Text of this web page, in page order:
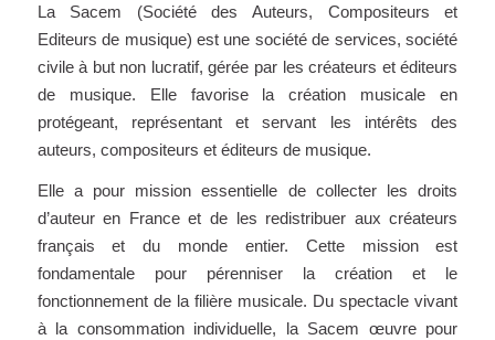
La Sacem (Société des Auteurs, Compositeurs et
Editeurs de musique) est une société de services, société
civile à but non lucratif, gérée par les créateurs et éditeurs
de musique. Elle favorise la création musicale en
protégeant, représentant et servant les intérêts des
auteurs, compositeurs et éditeurs de musique.
Elle a pour mission essentielle de collecter les droits
d’auteur en France et de les redistribuer aux créateurs
français et du monde entier. Cette mission est
fondamentale pour pérenniser la création et le
fonctionnement de la filière musicale. Du spectacle vivant
à la consommation individuelle, la Sacem œuvre pour